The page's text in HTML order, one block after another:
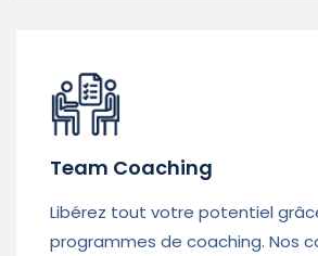
Team Coaching
Libérez tout votre potentiel
programmes de coaching. Nos